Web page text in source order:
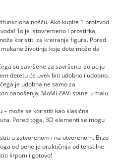
Ako kupite 1 proizvod
To je istovremeno i prostirka,
koristiti za kreiranje figura. Pored
životinje koje dete može da
su savršene za savršenu izolaciju
detetu će uvek biti udobno i udobno.
je udobna ne samo za
nanošenja, MoMi ZAVi stane u malu
može se koristiti kao klasična
Pored toga, 3D elementi se mogu
u zatvorenom i na otvorenom. Brzo
od pene je praktičnija od tekstilne -
krpom i gotovo!